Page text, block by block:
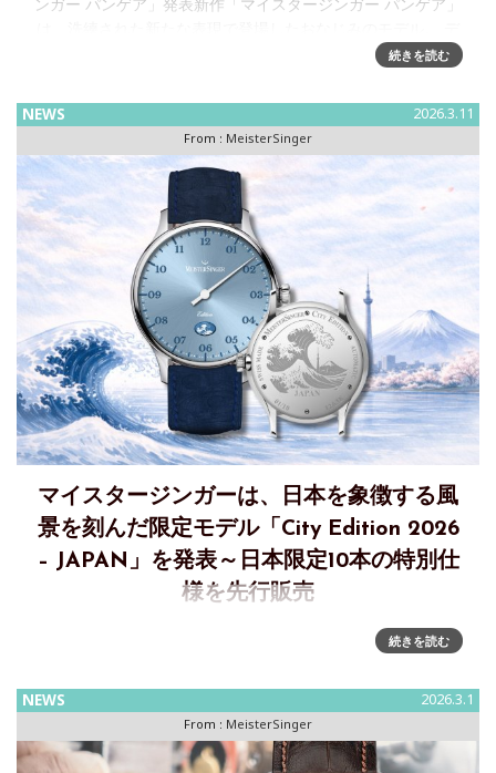
ザインの進化、優雅な奥行き、そしてマイスタージンガー・
続きを読む
NEWS 2026.3.11
From : MeisterSinger
マイスタージンガーは、日本を象徴する風
景を刻んだ限定モデル「City Edition 2026
– JAPAN」を発表～日本限定10本の特別仕
様を先行販売
マイスタージンガー「City Edition 2026 – JAPAN」を
FORTUNE TIME系列2店舗にて限定10本・先行発売日本を象
続きを読む
NEWS 2026.3.1
From : MeisterSinger